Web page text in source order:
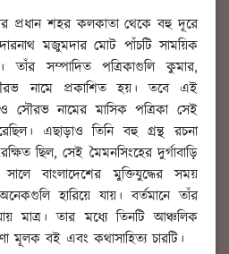
প্রধান শহর কলকাতা থেকে বহু দূরে
মজুমদার মোট পাঁচটি সাময়িক
তাঁর সম্পাদিত পত্রিকাগুলি কুমার,
নামে প্রকাশিত হয়। তবে এই
সৌরভ নামের মাসিক পত্রিকা সেই
এছাড়াও তিনি বহু গ্রন্থ রচনা
ছিল, সেই মৈমনসিংহের দুর্গাবাড়ি
সালে বাংলাদেশের মুক্তিযুদ্ধের সময়
হারিয়ে যায়। বর্তমানে তাঁর
মাত্র। তার মধ্যে তিনটি আঞ্চলিক
মূলক বই এবং কথাসাহিত্য চারটি।